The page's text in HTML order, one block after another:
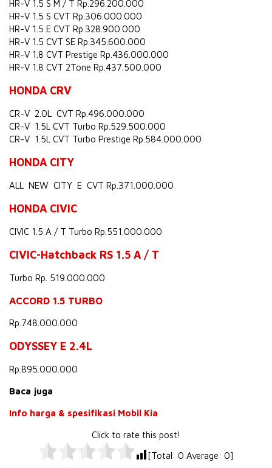
HR-V 1.5 S M / T Rp.296.200.000
HR-V 1.5 S CVT Rp.306.000.000
HR-V 1.5 E CVT Rp.328.900.000
HR-V 1.5 CVT SE Rp.345.600.000
HR-V 1.8 CVT Prestige Rp.436.000.000
HR-V 1.8 CVT 2Tone Rp.437.500.000
HONDA CRV
CR-V 2.0L CVT Rp.496.000.000
CR-V 1.5L CVT Turbo Rp.529.500.000
CR-V 1.5L CVT Turbo Prestige Rp.584.000.000
HONDA CITY
ALL NEW CITY E CVT Rp.371.000.000
HONDA CIVIC
CIVIC 1.5 A / T Turbo Rp.551.000.000
CIVIC-Hatchback RS 1.5 A / T
Turbo Rp. 519.000.000
ACCORD 1.5 TURBO
Rp.748.000.000
ODYSSEY E 2.4L
Rp.895.000.000
Baca juga
Info harga & spesifikasi Mobil Kia
Click to rate this post!
[Total: 0 Average: 0]